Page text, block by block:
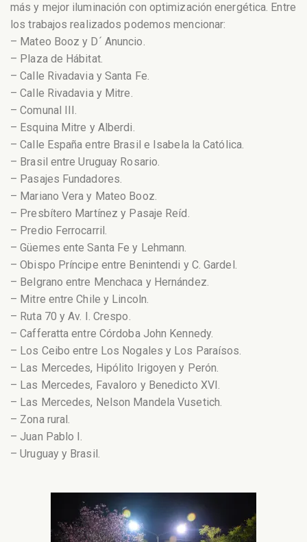
más y mejor iluminación con optimización energética. Entre
los trabajos realizados podemos mencionar:
– Mateo Booz y D´ Anuncio.
– Plaza de Hábitat.
– Calle Rivadavia y Santa Fe.
– Calle Rivadavia y Mitre.
– Comunal III.
– Esquina Mitre y Alberdi.
– Calle España entre Brasil e Isabela la Católica.
– Brasil entre Uruguay Rosario.
– Pasajes Fundadores.
– Mariano Vera y Mateo Booz.
– Presbítero Martínez y Pasaje Reíd.
– Predio Ferrocarril.
– Güemes ente Santa Fe y Lehmann.
– Obispo Príncipe entre Benintendi y C. Gardel.
– Belgrano entre Menchaca y Hernández.
– Mitre entre Chile y Lincoln.
– Ruta 70 y Av. I. Crespo.
– Cafferatta entre Córdoba John Kennedy.
– Los Ceibo entre Los Nogales y Los Paraísos.
– Las Mercedes, Hipólito Irigoyen y Perón.
– Las Mercedes, Favaloro y Benedicto XVI.
– Las Mercedes, Nelson Mandela Vusetich.
– Zona rural.
– Juan Pablo I.
– Uruguay y Brasil.